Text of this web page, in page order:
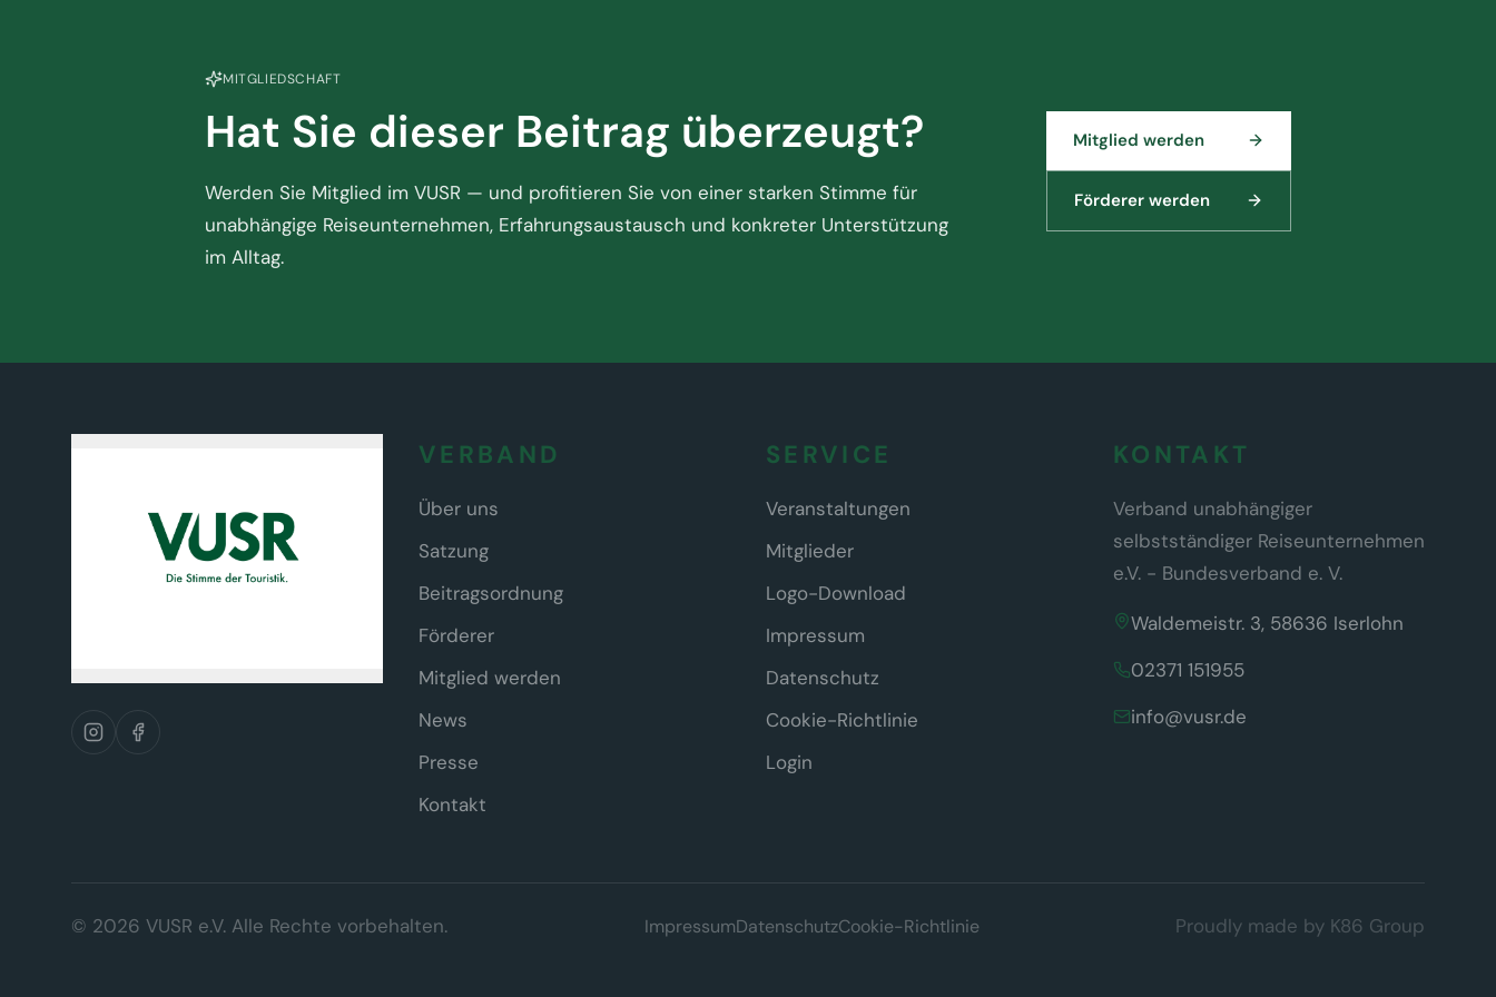
MITGLIEDSCHAFT
Hat Sie dieser Beitrag überzeugt?
Werden Sie Mitglied im VUSR — und profitieren Sie von einer starken Stimme für
unabhängige Reiseunternehmen, Erfahrungsaustausch und konkreter Unterstützung
im Alltag.
Mitglied werden
Förderer werden
VERBAND
Über uns
Satzung
Beitragsordnung
Förderer
Mitglied werden
News
Presse
Kontakt
SERVICE
Veranstaltungen
Mitglieder
Logo-Download
Impressum
Datenschutz
Cookie-Richtlinie
Login
KONTAKT
Verband unabhängiger
selbstständiger Reiseunternehmen
e.V. - Bundesverband e. V.
Waldemeistr. 3, 58636 Iserlohn
02371 151955
info@vusr.de
© 2026 VUSR e.V. Alle Rechte vorbehalten. ImpressumDatenschutzCookie-Richtlinie Proudly made by K86 Group
Wir respektieren Ihre Privatsphäre